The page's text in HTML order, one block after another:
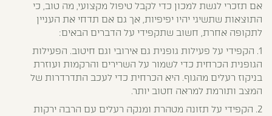
אם תזכרי לגשת למכון כדי לקבל טיפול מקצועי, מה טוב, כי
התוצאות שתשיגי יהיו יפיפיות, אך גם אם תדחי את העניין
לתקופה אחרת, חשוב שתקפידי על הדברים הבאים:
1. הקפידי על פעילות גופנית גם אירובי וגם חיטוב. הפעילות
הגופנית הכרחית כדי לשמור על השרירים והרקמות ועוזרת
בניקוז רעלים מהגוף. היא הכרחית כדי לעכב התדרדרות של
המצב ותורמת למראה חטוב יותר.
2. הקפידי על תזונה מטהרת ומנקה רעלים עם הרבה ירקות